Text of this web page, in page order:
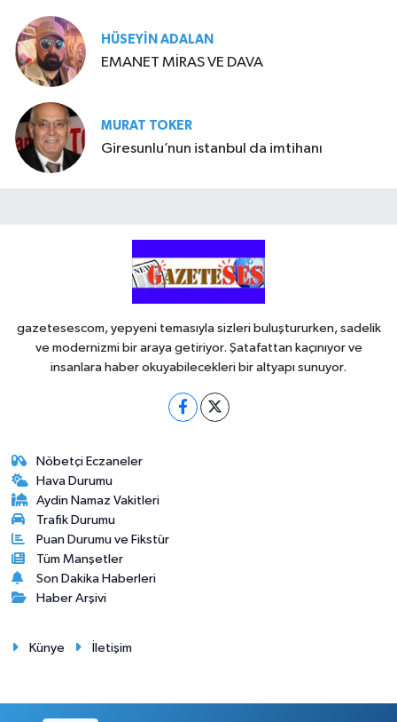
HÜSEYIN ADALAN
EMANET MİRAS VE DAVA
MURAT TOKER
Giresunlu’nun istanbul da imtihanı
gazetesescom, yepyeni temasıyla sizleri buluştururken, sadelik
ve modernizmi bir araya getiriyor. Şatafattan kaçınıyor ve
insanlara haber okuyabilecekleri bir altyapı sunuyor.
Nöbetçi Eczaneler
Hava Durumu
Aydin Namaz Vakitleri
Trafik Durumu
Puan Durumu ve Fikstür
Tüm Manşetler
Son Dakika Haberleri
Haber Arşivi
Künye İletişim